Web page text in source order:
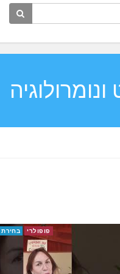
פופולרי בחירת